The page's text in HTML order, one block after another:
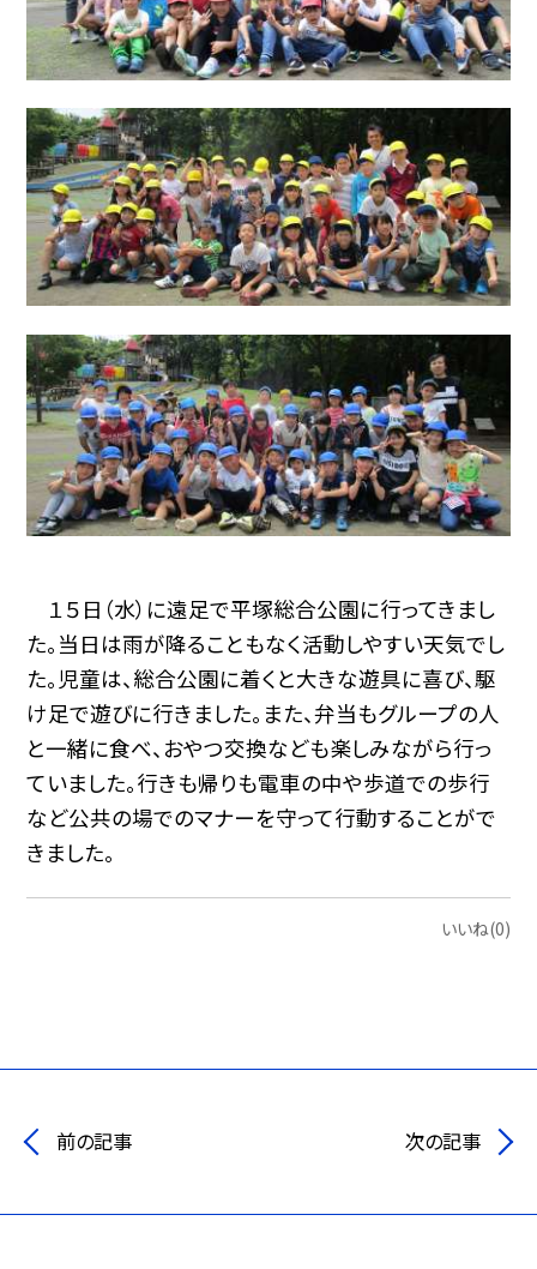
１５日（水）に遠足で平塚総合公園に行ってきまし
た。当日は雨が降ることもなく活動しやすい天気でし
た。児童は、総合公園に着くと大きな遊具に喜び、駆
け足で遊びに行きました。また、弁当もグループの人
と一緒に食べ、おやつ交換なども楽しみながら行っ
ていました。行きも帰りも電車の中や歩道での歩行
など公共の場でのマナーを守って行動することがで
きました。
いいね(0)
前の記事 次の記事